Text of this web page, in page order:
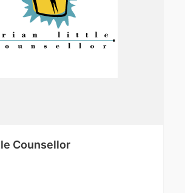
Counsellor